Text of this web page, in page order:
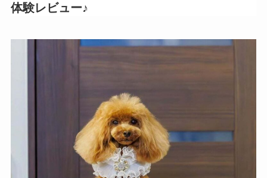
体験レビュー♪